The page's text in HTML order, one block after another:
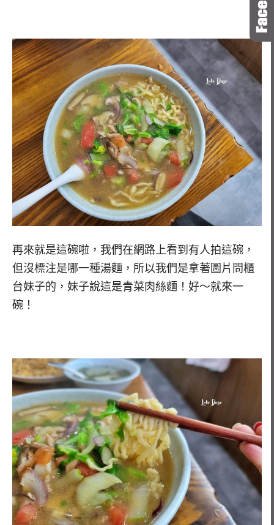
再來就是這碗啦，我們在網路上看到有人拍這碗，
但沒標注是哪一種湯麵，所以我們是拿著圖片問櫃
台妹子的，妹子說這是青菜肉絲麵！好～就來一
碗！